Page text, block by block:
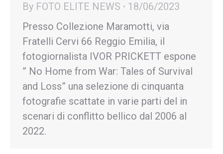
By FOTO ELITE NEWS
18/06/2023
Presso Collezione Maramotti, via
Fratelli Cervi 66 Reggio Emilia, il
fotogiornalista IVOR PRICKETT espone
” No Home from War: Tales of Survival
and Loss” una selezione di cinquanta
fotografie scattate in varie parti del in
scenari di conflitto bellico dal 2006 al
2022.